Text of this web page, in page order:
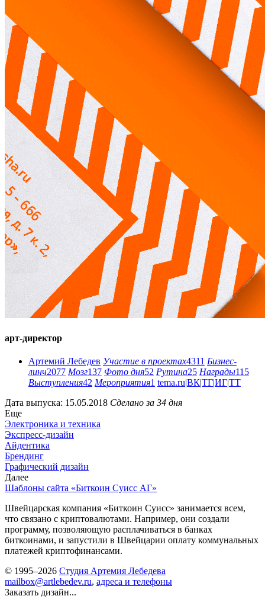
арт-директор
Артемий Лебедев Участие в проектах4311 Бизнес-
линч2077 Мозг137 Фото дня52 Рутина25 Награды115
Выступления42 Мероприятия1 tema.ru|ВК|ТГ|ИГ|ТТ
Дата выпуска: 15.05.2018 Сделано за 34 дня
Еще
Электроника и техника
Экспресс-дизайн
Айдентика
Брендинг
Графический дизайн
Далее
Шаблоны сайта «Биткоин Суисс АГ»
Швейцарская компания «Биткоин Суисс» занимается всем,
что связано с криптовалютами. Например, они создали
программу, позволяющую расплачиваться в банках
биткоинами, и запустили в Швейцарии оплату коммунальных
платежей криптофинансами.
© 1995–2026 Студия Артемия Лебедева
mailbox@artlebedev.ru, адреса и телефоны
Заказать дизайн...